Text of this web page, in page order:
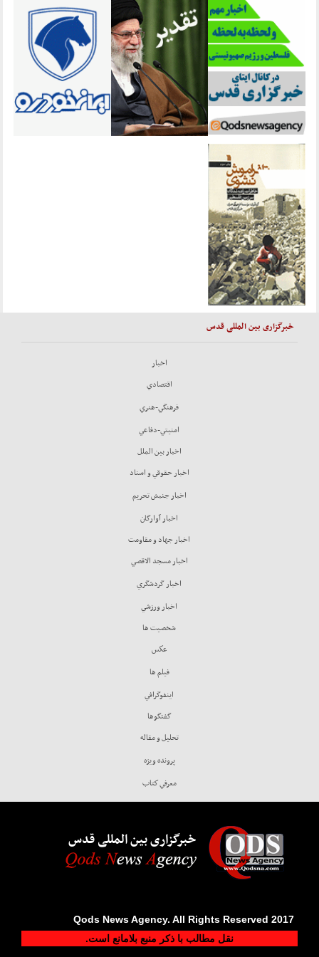
خبرگزاری بین المللی قدس
اخبار
اقتصادي
فرهنگي-هنري
امنيتي-دفاعي
اخبار بين الملل
اخبار حقوقي و اسناد
اخبار جنبش تحريم
اخبار آوارگان
اخبار جهاد و مقاومت
اخبار مسجد الاقصي
اخبار گردشگري
اخبار ورزشي
شخصيت ها
عكس
فيلم ها
اينفوگرافي
گفتگوها
تحليل و مقاله
پرونده ويژه
معرفي كتاب
خبرگزاری بین المللی قدس
2017 Qods News Agency. All Rights Reserved
نقل مطالب با ذکر منبع بلامانع است.